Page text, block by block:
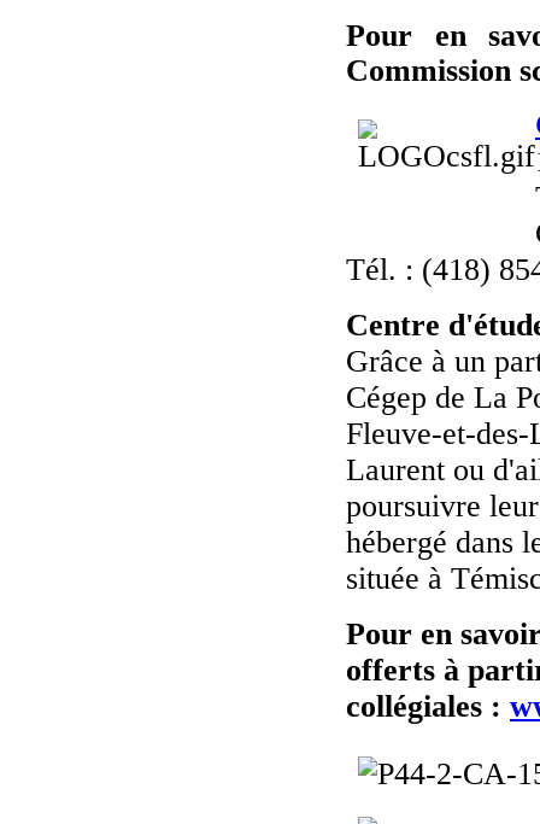
Pour en
Commission
Tél. : (418)
Centre
Grâce à un
Cégep de La
Fleuve-et-
Laurent ou
poursuivre
hébergé dans
située à
Pour en
offerts à
collégiales :